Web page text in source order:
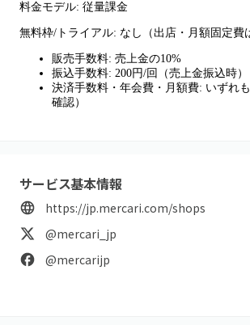
料金モデル: 従量課金
無料枠/トライアル: なし（出店・月額固定費
販売手数料: 売上金の10%
振込手数料: 200円/回（売上金振込時）
決済手数料・年会費・月額費: いずれ
確認）
サービス基本情報
https://jp.mercari.com/shops
@mercari_jp
@mercarijp